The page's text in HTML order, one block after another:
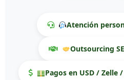
Atención
Outsourcing
Pagos en USD / Zelle